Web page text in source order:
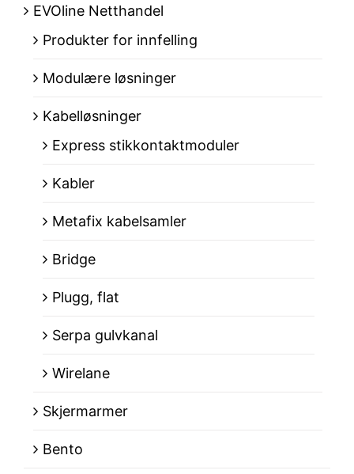
EVOline Netthandel
Produkter for innfelling
Modulære løsninger
Kabelløsninger
Express stikkontaktmoduler
Kabler
Metafix kabelsamler
Bridge
Plugg, flat
Serpa gulvkanal
Wirelane
Skjermarmer
Bento